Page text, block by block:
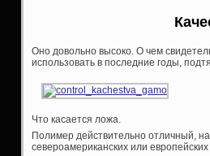
Оно довольно высоко. О чем
использовать в последние годы,
Что касается ложа.
Полимер действительно отличный,
североамериканских или европейских